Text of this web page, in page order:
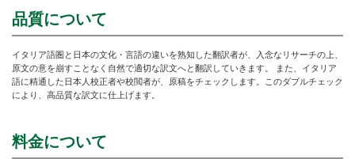
品質について
イタリア語圏と日本の文化・言語の違いを熟知した翻訳者が、入念なリサーチの上、
原文の意を崩すことなく自然で適切な訳文へと翻訳していきます。 また、イタリア
語に精通した日本人校正者や校閲者が、原稿をチェックします。このダブルチェック
により、高品質な訳文に仕上げます。
料金について